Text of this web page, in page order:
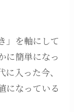
」を軸にして
に簡単になっ
入った今、
になっている